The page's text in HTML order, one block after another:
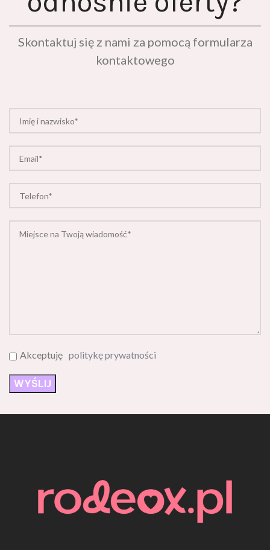
Skontaktuj się z nami za pomocą formularza
kontaktowego
Akceptuję politykę prywatności